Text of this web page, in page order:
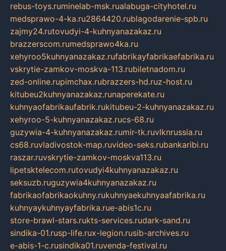
rebus-toys.ruminelab-msk.rualabuga-cityhotel.ru
medsprawo-4-ka.ru2864420.rublagodarenie-spb.ru
zajmy24.rutovudyi-4-kuhnyanazakaz.ru
brazzerscom.rumedsprawo4ka.ru
xehyroo5kuhnyanazakaz.rufabrikayfabrikaefabrika.ru
vskrytie-zamkov-moskva-113.rubiletnadom.ru
zed-online.rupimchax.rubrazzers-hd.ruz-host.ru
kitubeu2kuhnyanazakaz.runaperekate.ru
kuhnyaofabrikaufabrik.rukitubeu-2-kuhnyanazakaz.ru
xehyroo-5-kuhnyanazakaz.rucs-68.ru
guzywia-4-kuhnyanazakaz.rumir-tk.ruvlknrussia.ru
cs68.ruvladivostok-map.ruvideo-seks.rubankaribi.ru
raszar.ruvskrytie-zamkov-moskva113.ru
lipetsktelecom.rutovudyi4kuhnyanazakaz.ru
seksuzb.ruguzywia4kuhnyanazakaz.ru
fabrikaofabrikaokuhny.rukuhnyaekuhnyaafabrika.ru
kuhnyaykuhnyayfabrika.rue-abis1c.ru
store-brawl-stars.rukts-services.rudark-sand.ru
sindika-01.rusp-life.rux-legion.rusib-archives.ru
e-abis-1-c.rusindika01.ruvenda-festival.ru